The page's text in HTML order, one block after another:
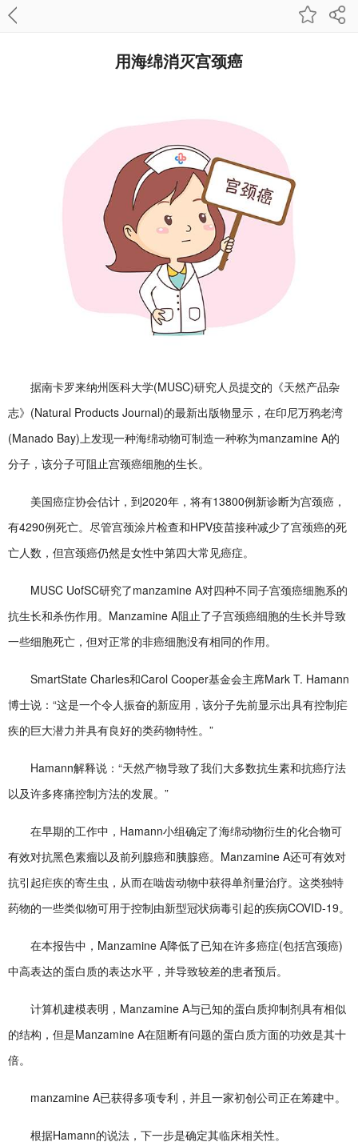
用海绵消灭宫颈癌
据南卡罗来纳州医科大学(MUSC)研究人员提交的《天然产品杂
志》(Natural Products Journal)的最新出版物显示，在印尼万鸦老湾
(Manado Bay)上发现一种海绵动物可制造一种称为manzamine A的
分子，该分子可阻止宫颈癌细胞的生长。
美国癌症协会估计，到2020年，将有13800例新诊断为宫颈癌，
有4290例死亡。尽管宫颈涂片检查和HPV疫苗接种减少了宫颈癌的死
亡人数，但宫颈癌仍然是女性中第四大常见癌症。
MUSC UofSC研究了manzamine A对四种不同子宫颈癌细胞系的
抗生长和杀伤作用。Manzamine A阻止了子宫颈癌细胞的生长并导致
一些细胞死亡，但对正常的非癌细胞没有相同的作用。
SmartState Charles和Carol Cooper基金会主席Mark T. Hamann
博士说：“这是一个令人振奋的新应用，该分子先前显示出具有控制疟
疾的巨大潜力并具有良好的类药物特性。”
Hamann解释说：“天然产物导致了我们大多数抗生素和抗癌疗法
以及许多疼痛控制方法的发展。”
在早期的工作中，Hamann小组确定了海绵动物衍生的化合物可
有效对抗黑色素瘤以及前列腺癌和胰腺癌。Manzamine A还可有效对
抗引起疟疾的寄生虫，从而在啮齿动物中获得单剂量治疗。这类独特
药物的一些类似物可用于控制由新型冠状病毒引起的疾病COVID-19。
在本报告中，Manzamine A降低了已知在许多癌症(包括宫颈癌)
中高表达的蛋白质的表达水平，并导致较差的患者预后。
计算机建模表明，Manzamine A与已知的蛋白质抑制剂具有相似
的结构，但是Manzamine A在阻断有问题的蛋白质方面的功效是其十
倍。
manzamine A已获得多项专利，并且一家初创公司正在筹建中。
根据Hamann的说法，下一步是确定其临床相关性。